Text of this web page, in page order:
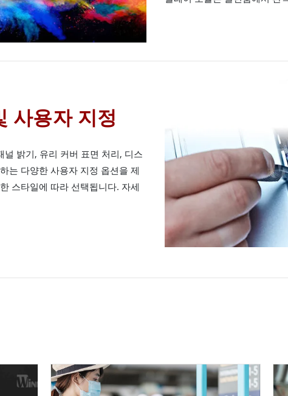
사용자 지정
밝기, 유리 커버 표면 처리, 디스
는 다양한 사용자 지정 옵션을 제
스타일에 따라 선택됩니다. 자세